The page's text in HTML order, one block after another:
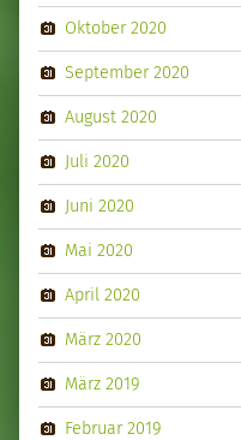
Oktober 2020
September 2020
August 2020
Juli 2020
Juni 2020
Mai 2020
April 2020
März 2020
März 2019
Februar 2019